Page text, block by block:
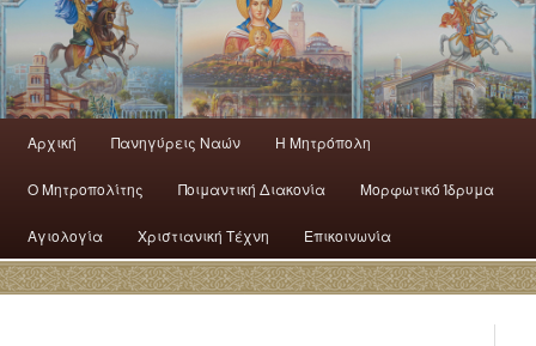
Αρχική Πανηγύρεις Ναών H Mητρόπολη
Ο Mητροπολίτης Ποιμαντική Διακονία Μορφωτικό Ίδρυμα
Αγιολογία Χριστιανική Τέχνη Επικοινωνία